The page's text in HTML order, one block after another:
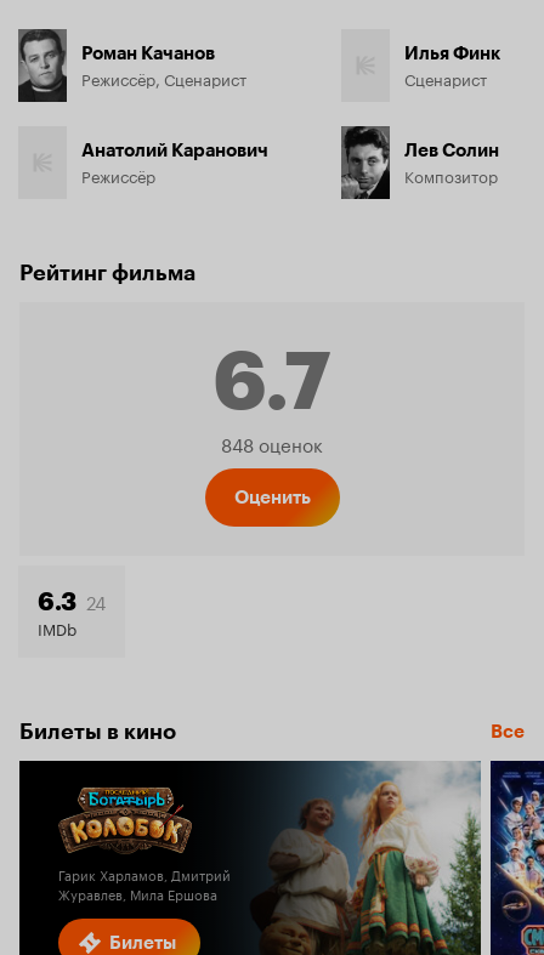
Роман Качанов
Режиссёр, Сценарист
Анатолий Каранович
Режиссёр
Илья Финк
Сценарист
Лев Солин
Композитор
Рейтинг фильма
6.7
Рейтинг
848 оценок
Оценить
6.3 24
IMDb
Билеты в кино Все
Билеты
Гарик Харламов, Дмитрий
Журавлев, Мила Ершова